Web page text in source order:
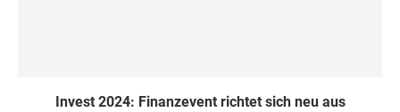
Invest 2024: Finanzevent richtet sich neu aus